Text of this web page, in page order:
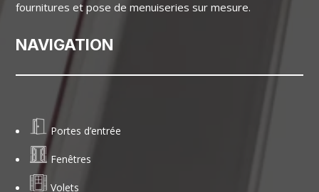
fournitures et pose de menuiseries sur mesure.
NAVIGATION
Portes d’entrée
Fenêtres
Volets